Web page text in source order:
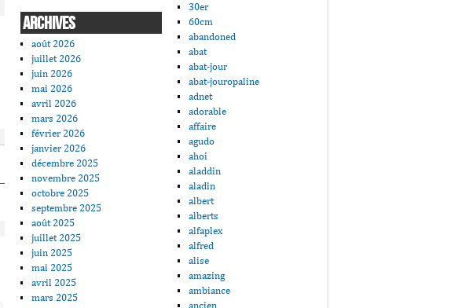
ARCHIVES
août 2026
juillet 2026
juin 2026
mai 2026
avril 2026
mars 2026
février 2026
janvier 2026
décembre 2025
novembre 2025
octobre 2025
septembre 2025
août 2025
juillet 2025
juin 2025
mai 2025
avril 2025
mars 2025
30er
60cm
abandoned
abat
abat-jour
abat-jouropaline
adnet
adorable
affaire
agudo
ahoi
aladdin
aladin
albert
alberts
alfaplex
alfred
alise
amazing
ambiance
ancien